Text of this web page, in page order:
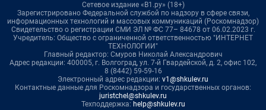
Сетевое издание «В1.ру» (18+)
Зарегистрировано Федеральной службой по надзору в сфере связи,
информационных технологий и массовых коммуникаций (Роскомнадзор)
Свидетельство о регистрации СМИ ЭЛ № ФС 77– 84678 от 06.02.2023 г.
Учредитель: Общество с ограниченной ответственностью "ИНТЕРНЕТ
ТЕХНОЛОГИИ"
Главный редактор: Смуров Николай Александрович
Адрес редакции: 400005, г. Волгоград, ул. 7-й Гвардейской, д. 2, офис 102,
8 (8442) 59-59-16
Электронный адрес редакции: v1@shkulev.ru
Контактные данные для Роскомнадзора и государственных органов:
juristchel@shkulev.ru
Техподдержка: help@shkulev.ru